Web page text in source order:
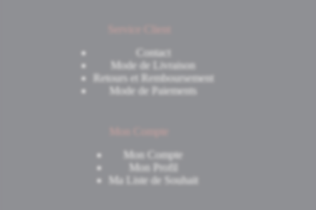
Contact
Mode de Livraison
Retours et Remboursement
Mode de Paiements
Mon Compte
Mon Profil
Ma Liste de Souhait